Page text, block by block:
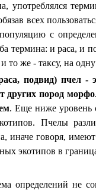
употреблялся
всех
с
термина: и раса, и
и то же - таксу, на
подвид) пчел -
других пород
. Еще ниже уровень
Пчелы
иначе говоря,
экотипов в
определений не